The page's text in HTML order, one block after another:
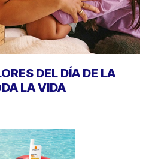
DEL DÍA DE LA
LA VIDA